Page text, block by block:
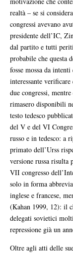
realtà – se si
congressi avevano
presidente dell’IC,
dal partito e tutti
probabile che questa
fosse mossa da
interessante
due congressi,
rimasero disponibili
testo tedesco
del V e del VI
russo e in tedesco: a
primato dell’Urss
versione russa risulta
VII congresso
solo in forma
inglese e francese,
(Kahan 1999, 12): il
delegati sovietici
repressione già un
Oltre agli atti delle